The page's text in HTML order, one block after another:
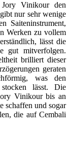
Vinikour den
nur sehr wenige
Saiteninstrument,
Werken zu vollem
lässt die
gut mitverfolgen.
brilliert dieser
geraten
was den
lässt. Die
Vinikour bis an
schaffen und sogar
die auf Cembali